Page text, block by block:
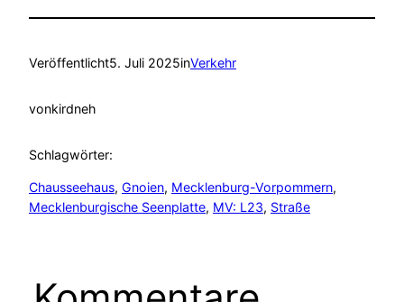
Veröffentlicht5. Juli 2025inVerkehr
vonkirdneh
Schlagwörter:
Chausseehaus, Gnoien, Mecklenburg-Vorpommern
Mecklenburgische Seenplatte, MV: L23, Straße